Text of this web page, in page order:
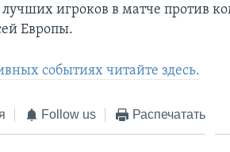
лучших игроков в матче против
Европы.
событиях читайте здесь.
Follow us Распечатать